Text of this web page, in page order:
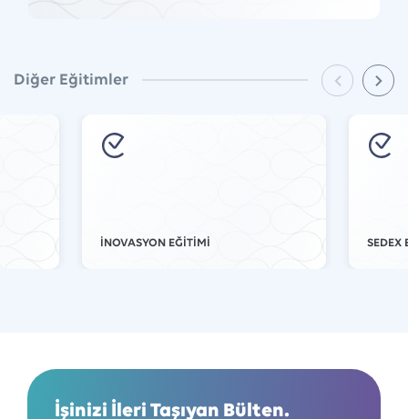
Diğer Eğitimler
İNOVASYON EĞİTİMİ SEDEX
İşinizi İleri Taşıyan Bülten.